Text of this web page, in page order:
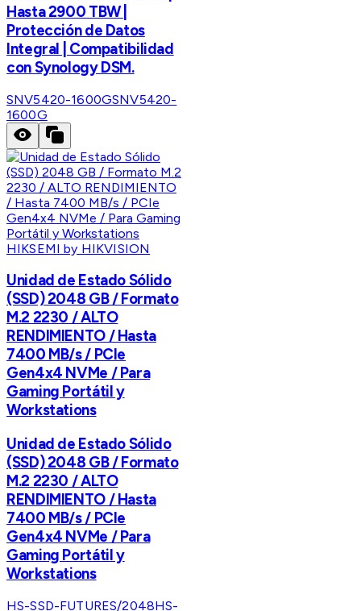
Hasta 2900 TBW |
Protección de Datos
Integral | Compatibilidad
con Synology DSM.
SNV5420-1600GSNV5420-
1600G
HIKSEMI by HIKVISION
Unidad de Estado Sólido
(SSD) 2048 GB / Formato
M.2 2230 / ALTO
RENDIMIENTO / Hasta
7400 MB/s / PCIe
Gen4x4 NVMe / Para
Gaming Portátil y
Workstations
Unidad de Estado Sólido
(SSD) 2048 GB / Formato
M.2 2230 / ALTO
RENDIMIENTO / Hasta
7400 MB/s / PCIe
Gen4x4 NVMe / Para
Gaming Portátil y
Workstations
HS-SSD-FUTURES/2048HS-